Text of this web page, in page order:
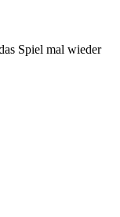
Spiel mal wieder